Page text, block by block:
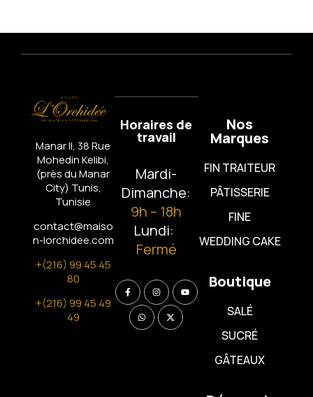
Manar II, 38 Rue
Mohedin Kelibi,
(près du Manar
City) Tunis,
Tunisie
contact@maiso
n-lorchidee.com
+(216) 99 45 45
80
+(216) 99 45 49
49
Nos
Marques
FIN TRAITEUR
PÂTISSERIE
FINE
WEDDING CAKE
Boutique
SALÉ
SUCRÉ
GÂTEAUX
Horaires de
travail
Mardi-
Dimanche:
9h – 18h
Lundi:
Fermé